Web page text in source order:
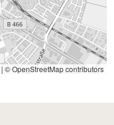
| © OpenStreetMap contributors